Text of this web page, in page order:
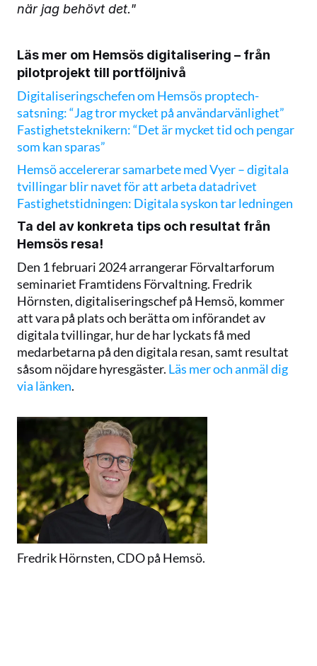
när jag behövt det."
Läs mer om Hemsös digitalisering – från
pilotprojekt till portföljnivå
Digitaliseringschefen om Hemsös proptech-
satsning: “Jag tror mycket på användarvänlighet”
Fastighetsteknikern: “Det är mycket tid och pengar
som kan sparas”
Hemsö accelererar samarbete med Vyer – digitala
tvillingar blir navet för att arbeta datadrivet
Fastighetstidningen: Digitala syskon tar ledningen
Ta del av konkreta tips och resultat från
Hemsös resa!
Den 1 februari 2024 arrangerar Förvaltarforum
seminariet Framtidens Förvaltning. Fredrik
Hörnsten, digitaliseringschef på Hemsö, kommer
att vara på plats och berätta om införandet av
digitala tvillingar, hur de har lyckats få med
medarbetarna på den digitala resan, samt resultat
såsom nöjdare hyresgäster. Läs mer och anmäl dig
via länken.
Fredrik Hörnsten, CDO på Hemsö.